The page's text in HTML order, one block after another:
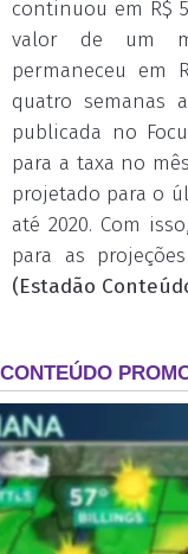
continuou em R$
valor de um
permaneceu em
quatro semanas
publicada no
para a taxa no
projetado para o
até 2020. Com
para as
(Estadão